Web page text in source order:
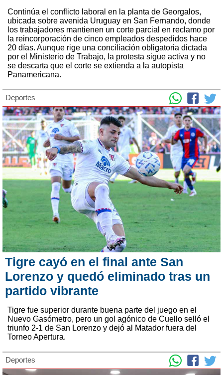
Continúa el conflicto laboral en la planta de Georgalos,
ubicada sobre avenida Uruguay en San Fernando, donde
los trabajadores mantienen un corte parcial en reclamo por
la reincorporación de cinco empleados despedidos hace
20 días. Aunque rige una conciliación obligatoria dictada
por el Ministerio de Trabajo, la protesta sigue activa y no
se descarta que el corte se extienda a la autopista
Panamericana.
Deportes
Tigre cayó en el final ante San
Lorenzo y quedó eliminado tras un
partido vibrante
Tigre fue superior durante buena parte del juego en el
Nuevo Gasómetro, pero un gol agónico de Cuello selló el
triunfo 2-1 de San Lorenzo y dejó al Matador fuera del
Torneo Apertura.
Deportes